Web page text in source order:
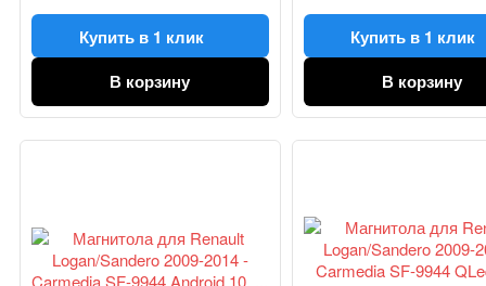
Купить в 1 клик
В корзину
Купить в 1 клик
В корзину